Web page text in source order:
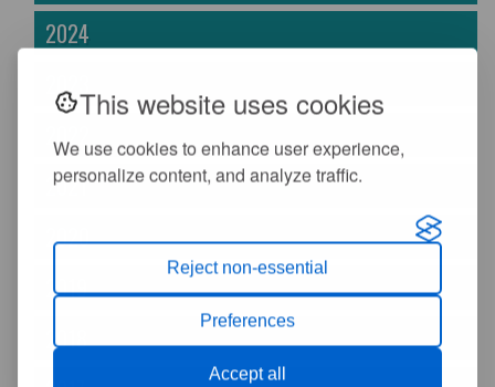
This website uses cookies
We use cookies to enhance user experience,
personalize content, and analyze traffic.
Reject non-essential
Preferences
Accept all
2024
2023
2022
2021
2020
2019
2018